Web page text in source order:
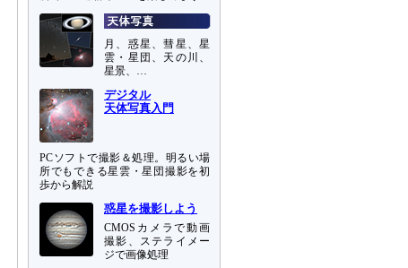
月、惑星、彗星、星
雲・星団、天の川、
星景、…
デジタル
天体写真入門
PCソフトで撮影＆処理。明るい場
所でもできる星雲・星団撮影を初
歩から解説
惑星を撮影しよう
CMOSカメラで動画
撮影、ステライメー
ジで画像処理